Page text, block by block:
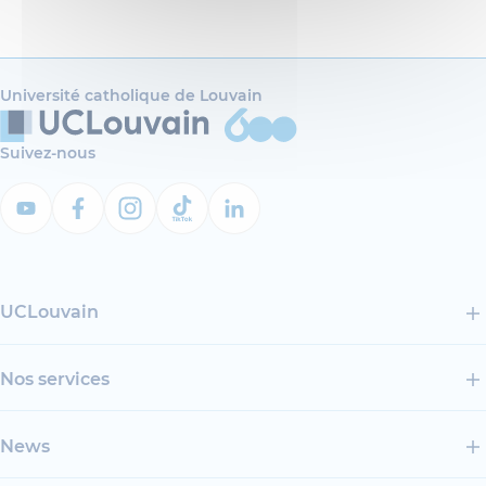
Université catholique de Louvain
Suivez-nous
UCLouvain
Nos services
News